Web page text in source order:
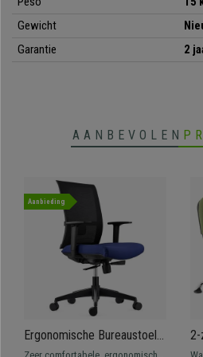
Gewicht
Garantie
2
AANBEVOLEN
Aanbieding
Ergonomische Bureaustoel
EXON, Lendensteun, Gebruik
2-